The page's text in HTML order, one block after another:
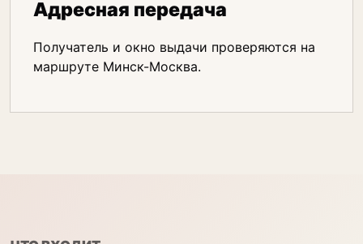
Адресная передача
Получатель и окно выдачи проверяются на
маршруте Минск-Москва.